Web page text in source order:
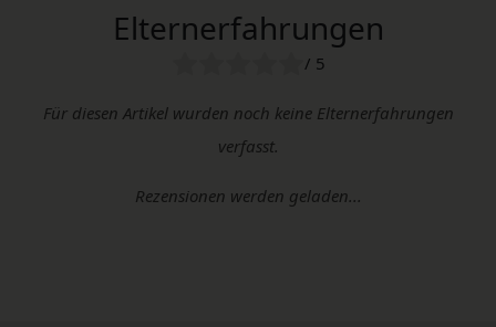
Elternerfahrungen
/ 5
Für diesen Artikel wurden noch keine Elternerfahrungen
verfasst.
Rezensionen werden geladen...